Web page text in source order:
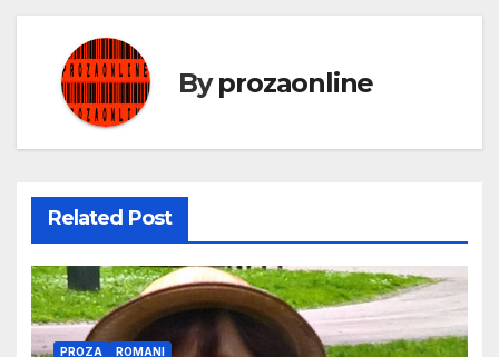
Byprozaonline
Related Post
PROZA ROMANI